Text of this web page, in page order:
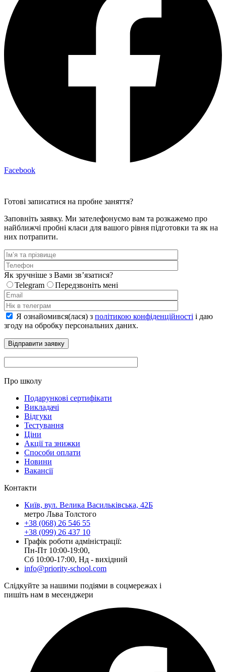
Facebook
Готові записатися на пробне заняття?
Заповніть заявку. Ми зателефонуємо вам та розкажемо про
найближчі пробні класи для вашого рівня підготовки та як на
них потрапити.
Як зручніше з Вами звʼязатися?
Telegram
Передзвоніть мені
Я ознайомився(лася) з політикою конфіденційності і даю
згоду на обробку персональних даних.
Про школу
Подарункові сертифікати
Викладачі
Відгуки
Тестування
Ціни
Акції та знижки
Способи оплати
Новини
Вакансії
Контакти
Київ, вул. Велика Васильківська, 42Б
метро Льва Толстого
+38 (068) 26 546 55
+38 (099) 26 437 10
Графік роботи адміністрації:
Пн-Пт 10:00-19:00,
Сб 10:00-17:00, Нд - вихідний
info@priority-school.com
Слідкуйте за нашими подіями в соцмережах і
пишіть нам в месенджери